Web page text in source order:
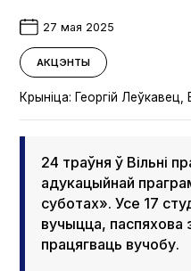
27 мая 2025
АКЦЭНТЫ
Крыніца: Георгій
24 траўня ў Вільні
адукацыйнай
суботах». Усе 17
вучыцца, паспяхова
працягваць вучобу.